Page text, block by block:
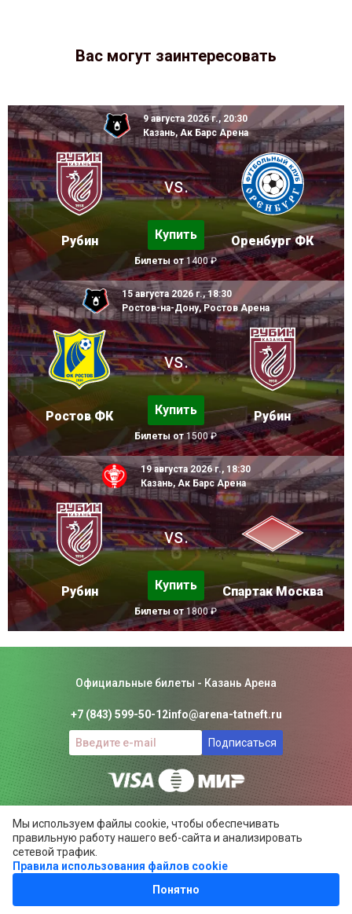
Вас могут заинтересовать
9 августа 2026 г., 20:30
Казань, Ак Барс Арена
Рубин
vs.
Купить
Билеты от1400 ₽
Оренбург ФК
15 августа 2026 г., 18:30
Ростов-на-Дону, Ростов Арена
Ростов ФК
vs.
Купить
Билеты от1500 ₽
Рубин
19 августа 2026 г., 18:30
Казань, Ак Барс Арена
Рубин
vs.
Купить
Билеты от1800 ₽
Спартак Москва
Официальные билеты - Казань Арена
+7 (843) 599-50-12info@arena-tatneft.ru
Подписаться
Казань Арены.
Положение об общих правилах
ARENA-TATNEFT.RU ©
2024
Мы используем файлы cookie, чтобы обеспечивать
правильную работу нашего веб-сайта и анализировать
сетевой трафик.
Правила использования файлов cookie
Понятно